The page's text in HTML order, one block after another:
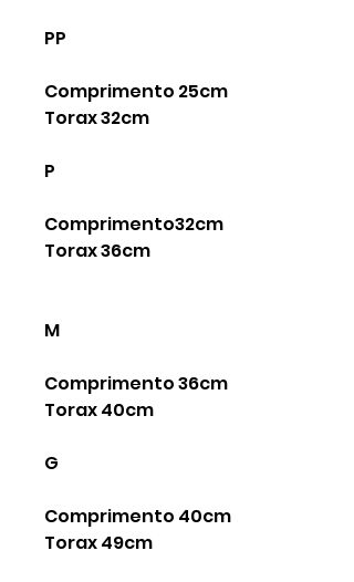
PP
Comprimento 25cm
Torax 32cm
P
Comprimento32cm
Torax 36cm
M
Comprimento 36cm
Torax 40cm
G
Comprimento 40cm
Torax 49cm